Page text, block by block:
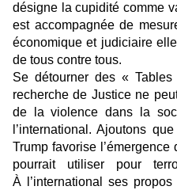
désigne la cupidité comme
est accompagnée de
économique et judiciaire
de tous contre tous.
Se détourner des «
recherche de Justice ne
de la violence dans la
l’international. Ajoutons
Trump favorise l’émergence
pourrait utiliser pour
À l’international ses